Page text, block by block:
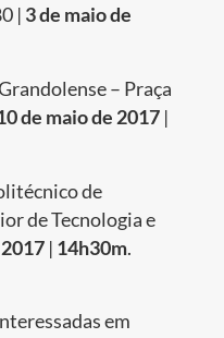
| 3 de maio de
– Praça
de maio de 2017 |
de
de Tecnologia e
| 14h30m.
em